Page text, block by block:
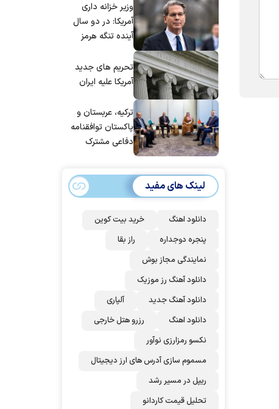
توافق برسند
وزیر خزانه داری
آمریکا: در دو سال
آینده تنگه هرمز
شد
تحریم های جدید
آمریکا علیه ایران
ترکیه، عربستان و
پاکستان توافقنامه
دفاعی مشترک
لینک های مفید
دانلود اهنگ
خرید بیت کوین
پنجره دوجداره
راز بقا
نمایندگی مجاز بوش
دانلود آهنگ رز‌ موزیک
دانلود آهنگ جدید
آلپاری
دانلود اهنگ
رزرو هتل خارجی
نکسو رمزارزی نوآور
مسموم سازی آدرس های ارز دیجیتال
ریپل در مسیر رشد
تحلیل قیمت کاردانو